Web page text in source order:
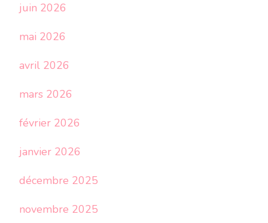
juin 2026
mai 2026
avril 2026
mars 2026
février 2026
janvier 2026
décembre 2025
novembre 2025